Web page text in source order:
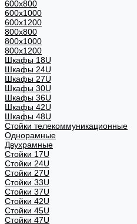
600x800
600х1000
600х1200
800x800
800х1000
800х1200
Шкафы 18U
Шкафы 24U
Шкафы 27U
Шкафы 30U
Шкафы 36U
Шкафы 42U
Шкафы 48U
Стойки телекоммуникационные
Однорамные
Двухрамные
Стойки 17U
Стойки 24U
Стойки 27U
Стойки 33U
Стойки 37U
Стойки 42U
Стойки 45U
Стойки 47U